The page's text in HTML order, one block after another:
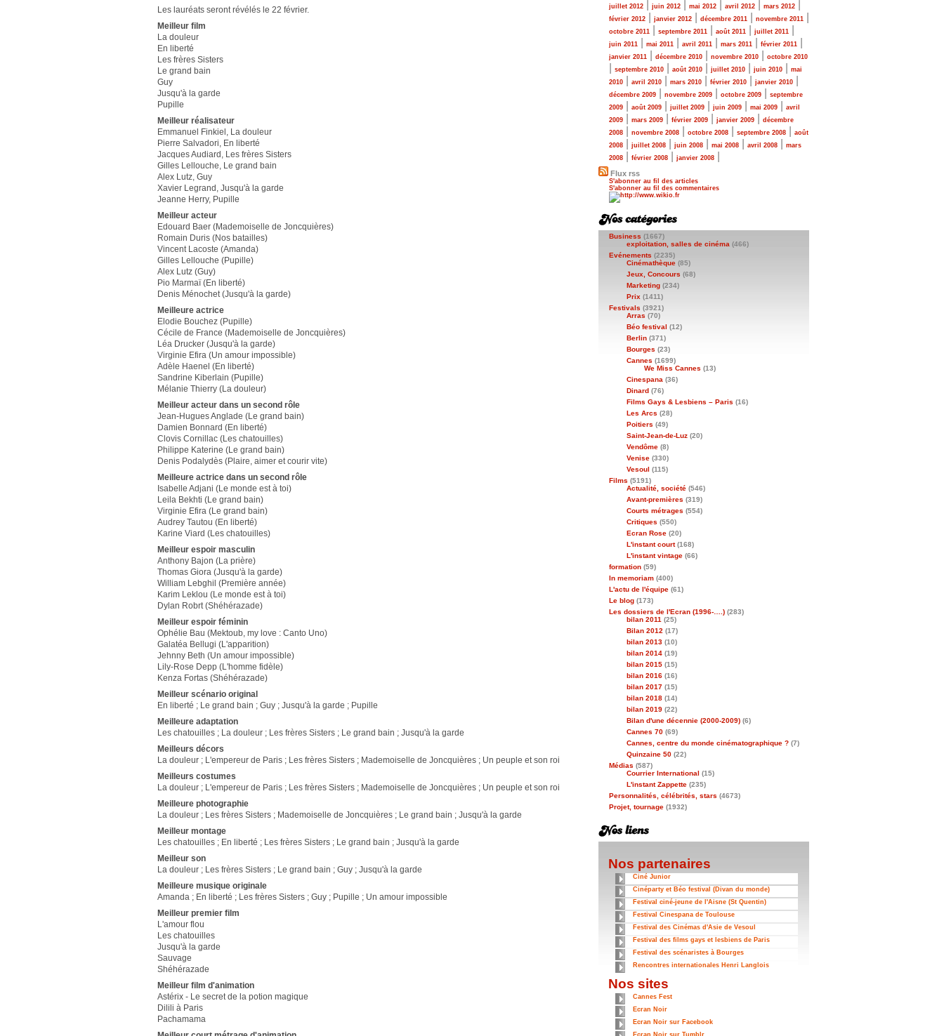
Les lauréats seront révélés le 22 février.
Meilleur film
La douleur
En liberté
Les frères Sisters
Le grand bain
Guy
Jusqu'à la garde
Pupille
Meilleur réalisateur
Emmanuel Finkiel, La douleur
Pierre Salvadori, En liberté
Jacques Audiard, Les frères Sisters
Gilles Lellouche, Le grand bain
Alex Lutz, Guy
Xavier Legrand, Jusqu'à la garde
Jeanne Herry, Pupille
Meilleur acteur
Edouard Baer (Mademoiselle de Joncquières)
Romain Duris (Nos batailles)
Vincent Lacoste (Amanda)
Gilles Lellouche (Pupille)
Alex Lutz (Guy)
Pio Marmaï (En liberté)
Denis Ménochet (Jusqu'à la garde)
Meilleure actrice
Elodie Bouchez (Pupille)
Cécile de France (Mademoiselle de Joncquières)
Léa Drucker (Jusqu'à la garde)
Virginie Efira (Un amour impossible)
Adèle Haenel (En liberté)
Sandrine Kiberlain (Pupille)
Mélanie Thierry (La douleur)
Meilleur acteur dans un second rôle
Jean-Hugues Anglade (Le grand bain)
Damien Bonnard (En liberté)
Clovis Cornillac (Les chatouilles)
Philippe Katerine (Le grand bain)
Denis Podalydès (Plaire, aimer et courir vite)
Meilleure actrice dans un second rôle
Isabelle Adjani (Le monde est à toi)
Leila Bekhti (Le grand bain)
Virginie Efira (Le grand bain)
Audrey Tautou (En liberté)
Karine Viard (Les chatouilles)
Meilleur espoir masculin
Anthony Bajon (La prière)
Thomas Giora (Jusqu'à la garde)
William Lebghil (Première année)
Karim Leklou (Le monde est à toi)
Dylan Robrt (Shéhérazade)
Meilleur espoir féminin
Ophélie Bau (Mektoub, my love : Canto Uno)
Galatéa Bellugi (L'apparition)
Jehnny Beth (Un amour impossible)
Lily-Rose Depp (L'homme fidèle)
Kenza Fortas (Shéhérazade)
Meilleur scénario original
En liberté ; Le grand bain ; Guy ; Jusqu'à la garde ; Pupille
Meilleure adaptation
Les chatouilles ; La douleur ; Les frères Sisters ; Le grand bain ; Jusqu'à la garde
Meilleurs décors
La douleur ; L'empereur de Paris ; Les frères Sisters ; Mademoiselle de Joncquières ; Un peuple et son roi
Meilleurs costumes
La douleur ; L'empereur de Paris ; Les frères Sisters ; Mademoiselle de Joncquières ; Un peuple et son roi
Meilleure photographie
La douleur ; Les frères Sisters ; Mademoiselle de Joncquières ; Le grand bain ; Jusqu'à la garde
Meilleur montage
Les chatouilles ; En liberté ; Les frères Sisters ; Le grand bain ; Jusqu'à la garde
Meilleur son
La douleur ; Les frères Sisters ; Le grand bain ; Guy ; Jusqu'à la garde
Meilleure musique originale
Amanda ; En liberté ; Les frères Sisters ; Guy ; Pupille ; Un amour impossible
Meilleur premier film
L'amour flou
Les chatouilles
Jusqu'à la garde
Sauvage
Shéhérazade
Meilleur film d'animation
Astérix - Le secret de la potion magique
Dilili à Paris
Pachamama
juillet 2012 juin 2012 mai 2012 avril 2012 mars 2012
février 2012 janvier 2012 décembre 2011 novembre 2011
octobre 2011 septembre 2011 août 2011 juillet 2011
juin 2011 mai 2011 avril 2011 mars 2011 février 2011
janvier 2011 décembre 2010 novembre 2010 octobre 2010
septembre 2010 août 2010 juillet 2010 juin 2010
mai
2010
avril 2010 mars 2010 février 2010 janvier 2010
décembre 2009 novembre 2009 octobre 2009
septembre
2009
août 2009 juillet 2009 juin 2009 mai 2009
avril
2009
mars 2009 février 2009 janvier 2009
décembre
2008
novembre 2008 octobre 2008 septembre 2008
août
2008
juillet 2008 juin 2008 mai 2008 avril 2008
mars
2008
février 2008 janvier 2008
Flux rss
S'abonner au fil des articles
S'abonner au fil des commentaires
Business (1667)
exploitation, salles de cinéma (466)
Evénements (2235)
Cinémathèque (85)
Jeux, Concours (68)
Marketing (234)
Prix (1411)
Festivals (3921)
Arras (70)
Béo festival (12)
Berlin (371)
Bourges (23)
Cannes (1699)
We Miss Cannes (13)
Cinespana (36)
Dinard (76)
Films Gays & Lesbiens – Paris (16)
Les Arcs (28)
Poitiers (49)
Saint-Jean-de-Luz (20)
Vendôme (8)
Venise (330)
Vesoul (115)
Films (5191)
Actualité, société (546)
Avant-premières (319)
Courts métrages (554)
Critiques (550)
Ecran Rose (20)
L'instant court(168)
L'instant vintage (66)
formation (59)
In memoriam (400)
L'actu de l'équipe (61)
Le blog (173)
Les dossiers de l'Ecran (1996-….) (283)
bilan 2011 (25)
Bilan 2012 (17)
bilan 2013 (10)
bilan 2014 (19)
bilan 2015 (15)
bilan 2016 (16)
bilan 2017 (15)
bilan 2018 (14)
bilan 2019 (22)
Bilan d'une décennie (2000-2009) (6)
Cannes 70 (69)
Cannes, centre du monde cinématographique ? (7)
Quinzaine 50 (22)
Médias (587)
Courrier International (15)
L'instant Zappette (235)
Personnalités, célébrités, stars (4673)
Projet, tournage (1932)
Nos partenaires
Ciné Junior
Cinéparty et Béo festival (Divan du monde)
Festival ciné-jeune de l'Aisne (St Quentin)
Festival Cinespana de Toulouse
Festival des Cinémas d'Asie de Vesoul
Festival des films gays et lesbiens de Paris
Festival des scénaristes à Bourges
Rencontres internationales Henri Langlois
Nos sites
Cannes Fest
Ecran Noir
Ecran Noir sur Facebook
Ecran Noir sur Tumblr